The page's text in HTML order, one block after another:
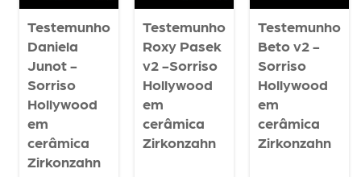
Testemunho
Daniela
Junot -
Sorriso
Hollywood
em
cerâmica
Zirkonzahn
Testemunho
Roxy Pasek
v2 -Sorriso
Hollywood
em
cerâmica
Zirkonzahn
Testemunho
Beto v2 -
Sorriso
Hollywood
em
cerâmica
Zirkonzahn